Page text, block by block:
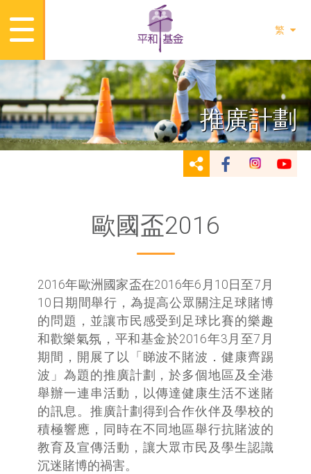
繁
推廣計劃
歐國盃2016
2016年歐洲國家盃在2016年6月10日至7月
10日期間舉行，為提高公眾關注足球賭博
的問題，並讓市民感受到足球比賽的樂趣
和歡樂氣氛，平和基金於2016年3月至7月
期間，開展了以「睇波不賭波．健康齊踢
波」為題的推廣計劃，於多個地區及全港
舉辦一連串活動，以傳達健康生活不迷賭
的訊息。推廣計劃得到合作伙伴及學校的
積極響應，同時在不同地區舉行抗賭波的
教育及宣傳活動，讓大眾市民及學生認識
沉迷賭博的禍害。